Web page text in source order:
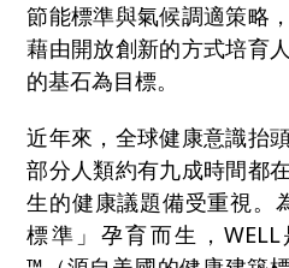
節能標準與氣候調適策略
藉由開放創新的方式培育
的基石為目標。
近年來，全球健康意識抬
部分人類約有九成時間都
生的健康議題備受重視。
標準」孕育而生，